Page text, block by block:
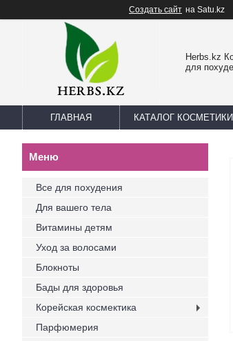
Создать сайт на Satu.kz
Herbs.kz
для
ГЛАВНАЯ КАТАЛОГ КОСМЕТИКИ
Все для похудения
Для вашего тела
Витамины детям
Уход за волосами
Блокноты
Бады для здоровья
Корейская космектика
Парфюмерия